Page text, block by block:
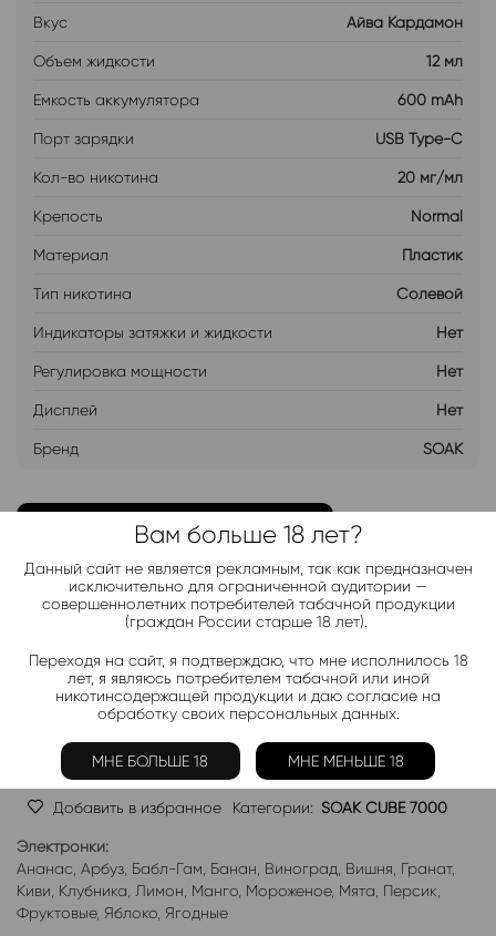
Вкус Айва Кардамон
Объем жидкости 12 мл
Емкость аккумулятора 600 mAh
Порт зарядки USB Type-C
Кол-во никотина 20 мг/мл
Крепость Normal
Материал Пластик
Тип никотина Солевой
Индикаторы затяжки и жидкости Нет
Регулировка мощности Нет
Дисплей Нет
Бренд SOAK
ДОБАВИТЬ В ЛИСТ ОЖИДАНИЯ
Хочу дешевле
Telegram-канал 2000+
Актуальные новинки и акции каждые день!
Добавить в избранное Категории: SOAK CUBE 7000
Электронки:
Ананас Арбуз Бабл-Гам Банан Виноград Вишня Гранат,
Киви Клубника Лимон Манго Мороженое, Мята Персик
Фруктовые, Яблоко Ягодные
Вам больше 18 лет?
Данный сайт не является рекламным, так как предназначен
исключительно для ограниченной аудитории —
совершеннолетних потребителей табачной продукции
(граждан России старше 18 лет).
Переходя на сайт, я подтверждаю, что мне исполнилось 18
лет, я являюсь потребителем табачной или иной
никотинсодержащей продукции и даю согласие на
обработку своих персональных данных.
МНЕ БОЛЬШЕ 18 МНЕ МЕНЬШЕ 18